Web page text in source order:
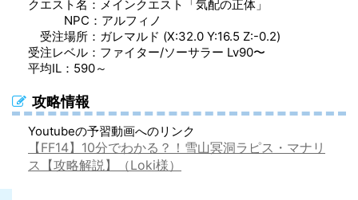
マナリス・スカウトガントレット（手防具）
マナリス・スカウトサバトン（足防具）
マナリス・レンジャーグローブ（手防具）
マナリス・レンジャーグリーヴ（足防具）
マナリス・キャスタードレスグローブ（手防具）
マナリス・スカウトメイル（胴防具）
マナリス・スカウトボトム（脚防具）
マナリス・レンジャードルマン（胴防具）
マナリス・レンジャーボトム（脚防具）
マナリス・キャスターコート（胴防具）
マナリス・ヒーラーハーフグローブ（手防具）
マナリス・ヒーラーブーツ（足防具）
マナリス・ヒーラーハット（頭防具）
マナリス・ヒーラーボトム（脚防具）
クエスト名：メインクエスト「気配の正体」
NPC：アルフィノ
受注場所：ガレマルド (X:32.0 Y:16.5 Z:-0.2)
受注レベル：ファイター/ソーサラー Lv90〜
平均IL：590～
攻略情報
Youtubeの予習動画へのリンク
【FF14】10分でわかる？！雪山冥洞ラピス・マナリ
ス【攻略解説】（Loki様）